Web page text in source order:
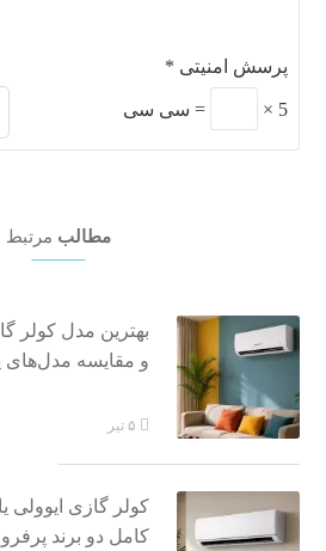
پرسش امنیتی *
5
×
= سی سی
مطالب مرتبط
بهترین مدل کولر
و مقایسه
۵ تیر
کولر گازی ایوولی
کامل دو برند